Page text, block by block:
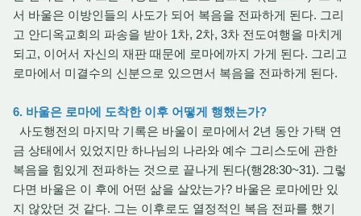
서 바울은 이방인들의 사도가 되어 복음을 전파하게 된다. 그리
고 안디옥교회의 파송을 받아 1차, 2차, 3차 전도여행을 마치게
되고, 이어서 자신의 재판 때문에 로마에까지 가게 된다. 그리고
로마에서 미결수의 신분으로 있으면서 복음을 전파하게 된다.
6. 바울은 로마에 도착한 이후 어떻게 행했는가?
사도행전의 마지막 기록은 바울이 로마에서 2년 동안 가택 연
금 상태에서 있었지만 하나님의 나라와 예수 그리스도에 관한
복음을 힘있게 전파하는 것으로 끝나게 된다(행28:30~31). 그렇
다면 바울은 이 후에 어떤 삶을 살았는가? 바울은 로마에만 있
지 않았던 것 같다. 그는 이후로도 열정적인 복음 전파를 했기